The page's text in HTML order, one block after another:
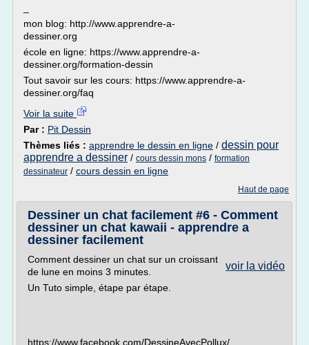
mon blog: http://www.apprendre-a-
dessiner.org
école en ligne: https://www.apprendre-a-
dessiner.org/formation-dessin
Tout savoir sur les cours: https://www.apprendre-a-
dessiner.org/faq
Voir la suite
Par : Pit Dessin
Thèmes liés : apprendre le dessin en ligne / dessin pour
apprendre a dessiner / cours dessin mons / formation
dessinateur / cours dessin en ligne
Haut de page
Dessiner un chat facilement #6 - Comment
dessiner un chat kawaii - apprendre a
dessiner facilement
voir la vidéo
Comment dessiner un chat sur un croissant
de lune en moins 3 minutes.
Un Tuto simple, étape par étape.
https://www.facebook.com/DessineAvecPollux/